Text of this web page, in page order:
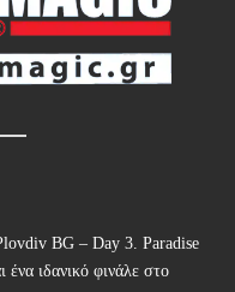
BG – Day 3. Paradise
ιδανικό φινάλε στο